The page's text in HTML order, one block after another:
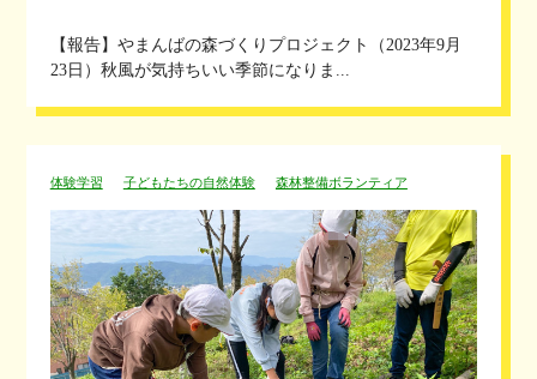
【報告】やまんばの森づくりプロジェクト（2023年9月
23日）秋風が気持ちいい季節になりま...
体験学習 子どもたちの自然体験 森林整備ボランティア